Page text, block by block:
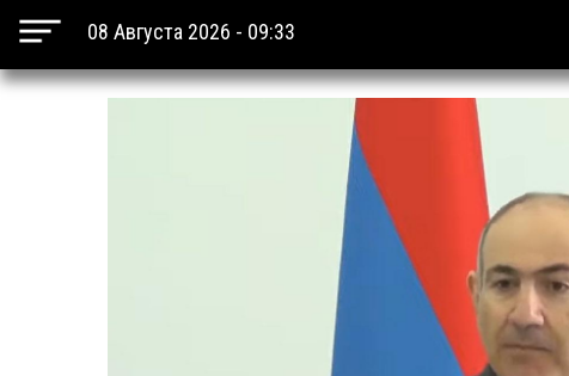
08 Августа 2026 - 09:33